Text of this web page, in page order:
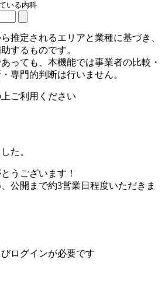
いる内科
推定されるエリアと業種に基づき、
するものです。
っても、本機能では事業者の比較・
専門的判断は行いません。
ご利用ください
た。
うございます！
公開まで約3営業日程度いただきま
ログインが必要です